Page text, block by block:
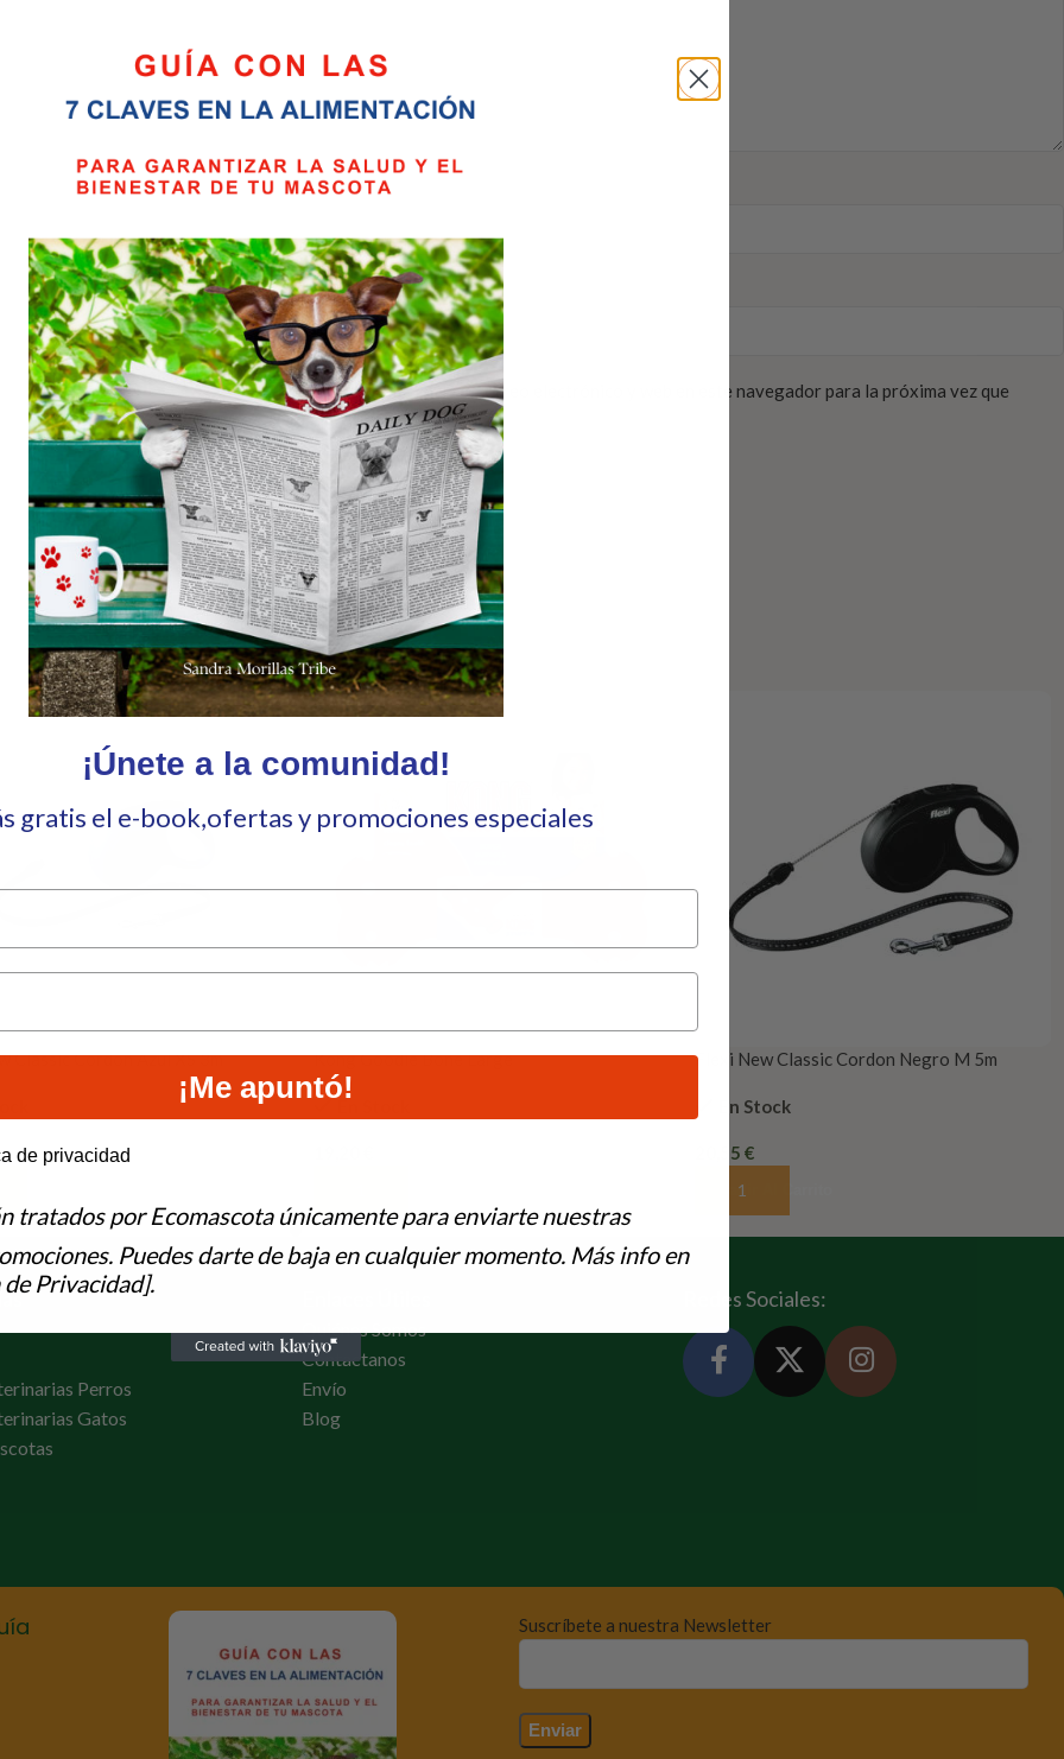
Valoraciones
Aún no hay reseñas
Nombre*
Correo electrónico*
Guarda mi nombre, correo electrónico y web en este navegador para la próxima vez que
comente.
Classic Cordon Azul XS 3m Kong Goodie Bone Large Flexi New Classic Cordon Negro M 5m
En Stock
20,55 €
Añadir Al Carrito
Perros
Gatos
Quiénes Somos
Contactanos
Envío
Blog
Redes Sociales:
Suscríbete a nuestra Newsletter
¡Únete a la comunidad!
gratis el e-book,ofertas y promociones especiales
¡Me apuntó!
to hear from us?
de privacidad
tratados por Ecomascota únicamente para enviarte nuestras
Puedes darte de baja en cualquier momento. Más info en
Privacidad].